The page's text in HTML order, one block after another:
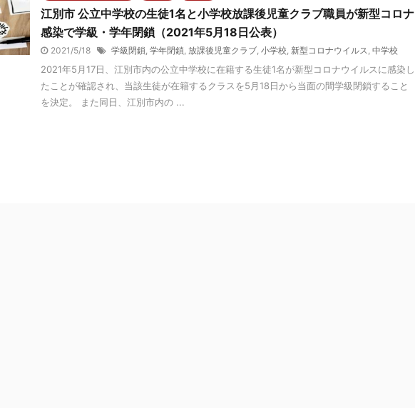
江別市 公立中学校の生徒1名と小学校放課後児童クラブ職員が新型コロナ
感染で学級・学年閉鎖（2021年5月18日公表）
2021/5/18 学級閉鎖, 学年閉鎖, 放課後児童クラブ, 小学校, 新型コロナウイルス, 中学校
2021年5月17日、江別市内の公立中学校に在籍する生徒1名が新型コロナウイルスに感染し
たことが確認され、当該生徒が在籍するクラスを5月18日から当面の間学級閉鎖すること
を決定。 また同日、江別市内の ...